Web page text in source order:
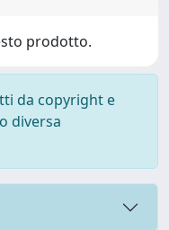
prodotto.
da copyright e
diversa